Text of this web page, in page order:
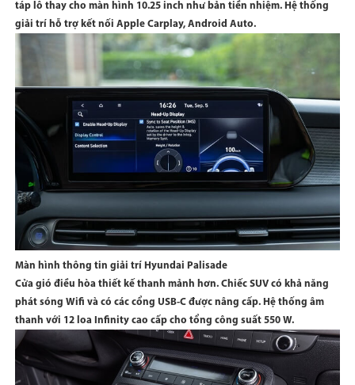
táp lô thay cho màn hình 10.25 inch như bản tiền nhiệm. Hệ thống
giải trí hỗ trợ kết nối Apple Carplay, Android Auto.
Màn hình thông tin giải trí Hyundai Palisade
Cửa gió điều hòa thiết kế thanh mảnh hơn. Chiếc SUV có khả năng
phát sóng Wifi và có các cổng USB-C được nâng cấp. Hệ thống âm
thanh với 12 loa Infinity cao cấp cho tổng công suất 550 W.